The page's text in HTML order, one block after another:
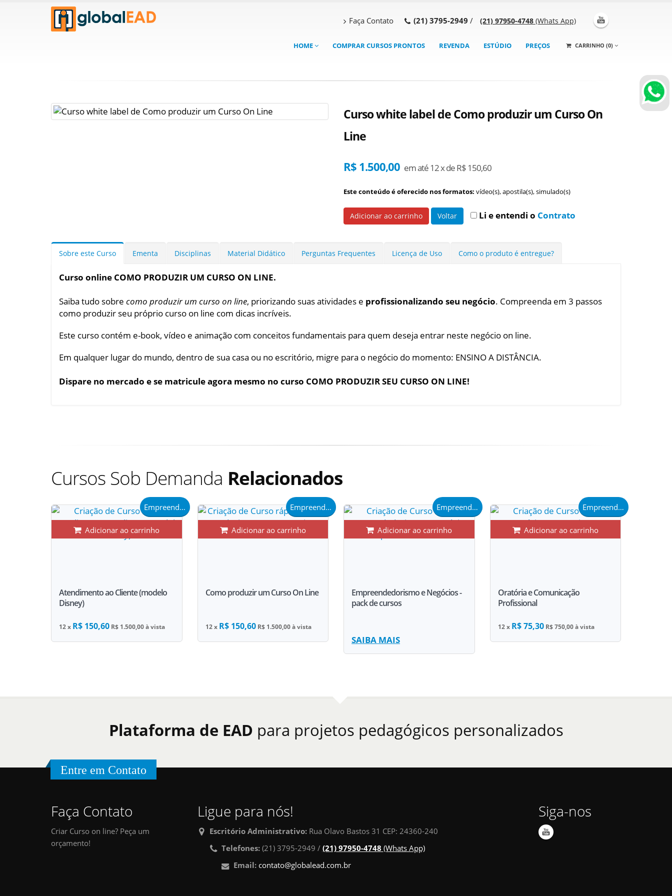
Faça Contato (21) 3795-2949 / (21) 97950-4748 (Whats App)
HOME COMPRAR CURSOS PRONTOS REVENDA ESTÚDIO PREÇOS CARRINHO (0)
Curso white label de Como produzir um Curso On
Line
R$ 1.500,00 em até 12 x de R$ 150,60
Este conteúdo é oferecido nos formatos: vídeo(s), apostila(s), simulado(s)
Adicionar ao carrinho Voltar Li e entendi o Contrato
Sobre este Curso Ementa Disciplinas Material Didático Perguntas Frequentes Licença de Uso Como o produto é entregue?
Curso online COMO PRODUZIR UM CURSO ON LINE.
Saiba tudo sobre como produzir um curso on line, priorizando suas atividades e profissionalizando seu negócio. Compreenda em 3 passos
como produzir seu próprio curso on line com dicas incríveis.
Este curso contém e-book, vídeo e animação com conceitos fundamentais para quem deseja entrar neste negócio on line.
Em qualquer lugar do mundo, dentro de sua casa ou no escritório, migre para o negócio do momento: ENSINO A DISTÂNCIA.
Dispare no mercado e se matricule agora mesmo no curso COMO PRODUZIR SEU CURSO ON LINE!
Cursos Sob Demanda Relacionados
Empreendedorismo
Adicionar ao carrinho
Atendimento ao Cliente (modelo
Disney)
12 x R$ 150,60 R$ 1.500,00 à vista
Empreendedorismo
Adicionar ao carrinho
Como produzir um Curso On Line
12 x R$ 150,60 R$ 1.500,00 à vista
Empreendedorismo
Adicionar ao carrinho
Empreendedorismo e Negócios -
pack de cursos
SAIBA MAIS
Empreendedorismo
Adicionar ao carrinho
Oratória e Comunicação
Profissional
12 x R$ 75,30 R$ 750,00 à vista
Plataforma de EAD para projetos pedagógicos personalizados
Entre em Contato
Faça Contato
Criar Curso on line? Peça um
orçamento!
Ligue para nós!
Escritório Administrativo:Rua Olavo Bastos 31 CEP: 24360-240
Telefones:(21) 3795-2949 / (21) 97950-4748 (Whats App)
Email: contato@globalead.com.br
Siga-nos